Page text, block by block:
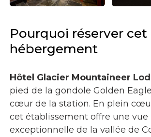
Pourquoi réserver cet
hébergement
Hôtel Glacier Mountaineer
pied de la gondole Golden
cœur de la station. En plein
cet établissement offre une vue
exceptionnelle de la vallée de